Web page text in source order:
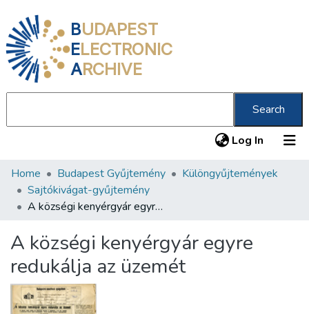
BUDAPEST
ELECTRONIC
ARCHIVE
Search
Log In (current)
Communities & Collections
All of DSpace
About us
Home Budapest Gyűjtemény
Különgyűjtemények
Sajtókivágat-gyűjtemény
A községi kenyérgyár egyre redukálja az üzemét
A községi kenyérgyár egyre
redukálja az üzemét